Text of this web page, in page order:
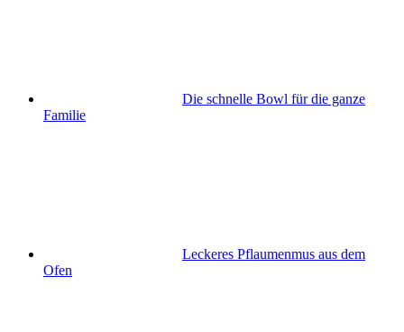
Die schnelle Bowl für die ganze
Familie
Leckeres Pflaumenmus aus dem
Ofen